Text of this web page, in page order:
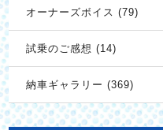
オーナーズボイス (79)
試乗のご感想 (14)
納車ギャラリー (369)